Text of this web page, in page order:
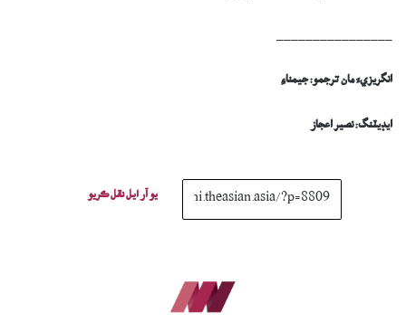
________________
انگريزيءَ مان ترجمو: جيمناءِ
ايڊيٽنگ: نصير اعجاز
يو آر ايل نقل ڪريو